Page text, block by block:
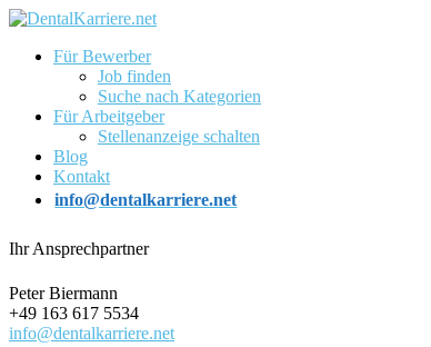
Für Bewerber
Job finden
Suche nach Kategorien
Für Arbeitgeber
Stellenanzeige schalten
Blog
Kontakt
info@dentalkarriere.net
Ihr Ansprechpartner
Peter Biermann
+49 163 617 5534
info@dentalkarriere.net